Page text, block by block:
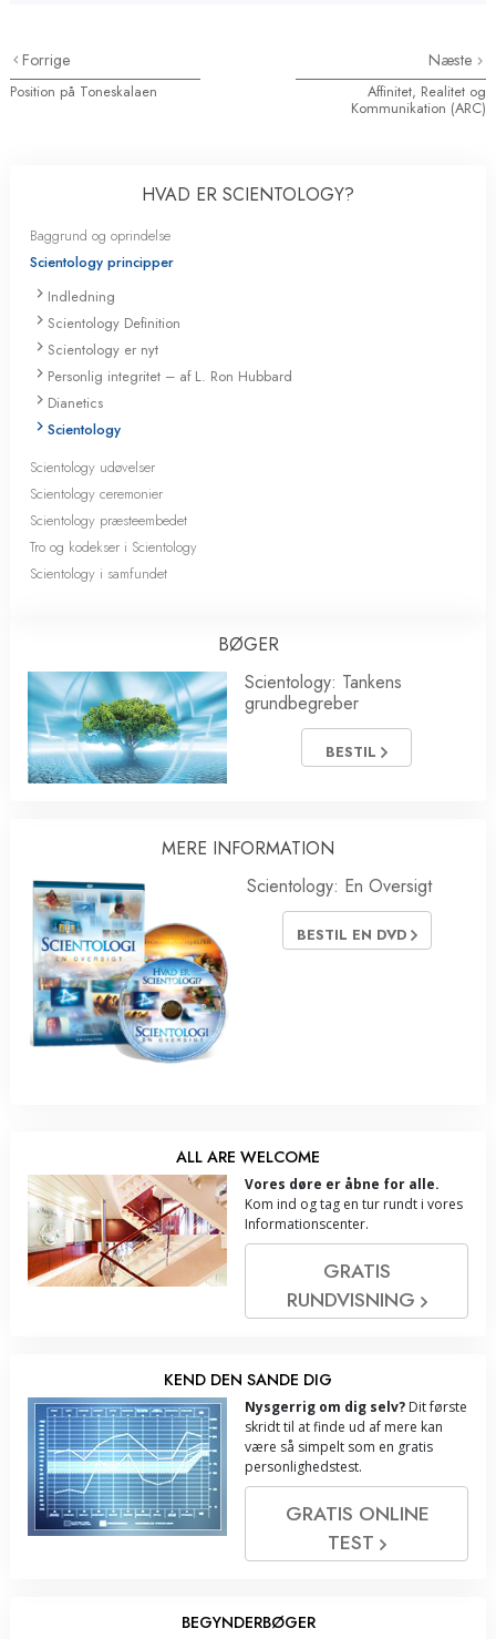
Forrige
Position på Toneskalaen
Næste
Affinitet, Realitet og
Kommunikation (ARC)
HVAD ER SCIENTOLOGY?
Baggrund og oprindelse
Scientology principper
Indledning
Scientology Definition
Scientology er nyt
Personlig integritet – af L. Ron Hubbard
Dianetics
Scientology
Scientology udøvelser
Scientology ceremonier
Scientology præsteembedet
Tro og kodekser i Scientology
Scientology i samfundet
BØGER
Scientology: Tankens
grundbegreber
BESTIL
MERE INFORMATION
Scientology: En Oversigt
BESTIL EN DVD
ALL ARE WELCOME
Vores døre er åbne for alle.
Kom ind og tag en tur rundt i vores
Informationscenter.
GRATIS
RUNDVISNING
KEND DEN SANDE DIG
Nysgerrig om dig selv? Dit første
skridt til at finde ud af mere kan
være så simpelt som en gratis
personlighedstest.
GRATIS ONLINE
TEST
BEGYNDERBØGER